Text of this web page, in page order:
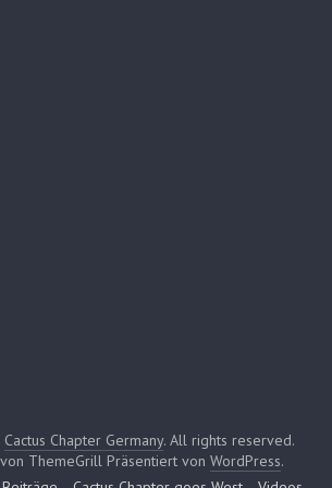
Cactus Chapter Germany. All rights reserved.
von ThemeGrill Präsentiert vonWordPress.